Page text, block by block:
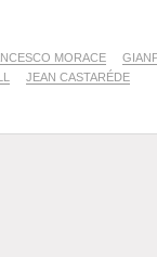
MORACE
JEAN CASTARÉDE